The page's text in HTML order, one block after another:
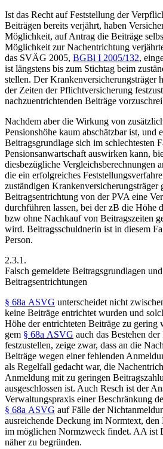
Ist das Recht auf Feststellung der
Beiträgen bereits verjährt, haben
Möglichkeit, auf Antrag die Beiträge
Möglichkeit zur Nachentrichtung
das SVÄG 2005, BGBl I 2005/132,
ist längstens bis zum Stichtag beim
stellen. Der Krankenversicherungsträger
der Zeiten der Pflichtversicherung
nachzuentrichtenden Beiträge
Nachdem aber die Wirkung von
Pensionshöhe kaum abschätzbar ist, und
Beitragsgrundlage sich im schlechtesten
Pensionsanwartschaft auswirken kann,
diesbezügliche Vergleichsberechnungen
die ein erfolgreiches
zuständigen Krankenversicherungsträger
Beitragsentrichtung von der PVA eine
durchführen lassen, bei der zB die Höhe
bzw ohne Nachkauf von Beitragszeiten
wird. Beitragsschuldnerin ist in diesem
Person.
2.3.1.
Falsch gemeldete Beitragsgrundlagen
Beitragsentrichtungen
§ 68a ASVG unterscheidet nicht
keine Beiträge entrichtet wurden und
Höhe der entrichteten Beiträge zu gering
gem § 68a ASVG auch das Bestehen
festzustellen, zeige zwar, dass an die
Beiträge wegen einer fehlenden
als Regelfall gedacht war, die
Anmeldung mit zu geringen
ausgeschlossen ist. Auch Resch ist der
Verwaltungspraxis einer Beschränkung
§ 68a ASVG auf Fälle der
ausreichende Deckung im Normtext,
im möglichen Normzweck findet. AA ist
näher zu begründen.